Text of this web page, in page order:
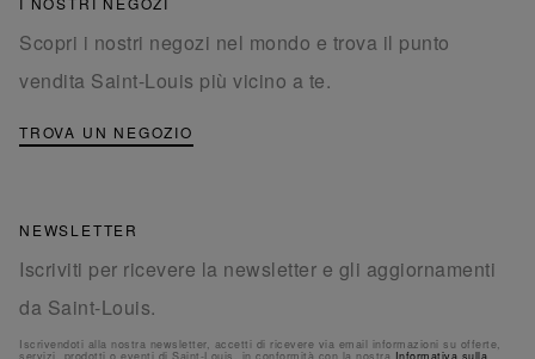
Scopri i nostri negozi nel mondo e trova il punto
vendita Saint-Louis più vicino a te.
TROVA UN NEGOZIO
NEWSLETTER
Iscriviti per ricevere la newsletter e gli aggiornamenti
da Saint-Louis.
Iscrivendoti alla nostra newsletter, accetti di ricevere via email informazioni su offerte,